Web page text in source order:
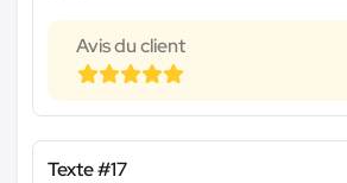
Avis du client
Texte #17